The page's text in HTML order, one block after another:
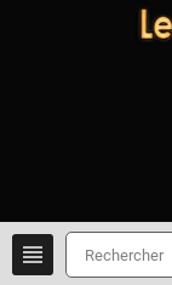
view_headline